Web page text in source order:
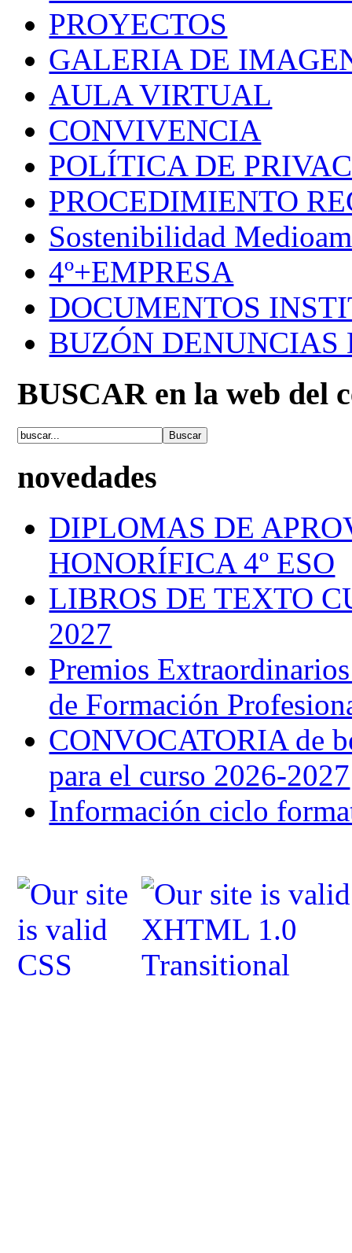
PROYECTOS
GALERIA DE
AULA VIRTUAL
CONVIVENCIA
POLÍTICA DE
PROCEDIMIENTO
Sostenibilidad
4º+EMPRESA
DOCUMENTOS
BUZÓN DENUNCIAS
BUSCAR en la web del
novedades
DIPLOMAS DE
HONORÍFICA 4º ESO
LIBROS DE TEXTO
2027
Premios
de Formación
CONVOCATORIA de
para el curso 2026-2027
Información ciclo